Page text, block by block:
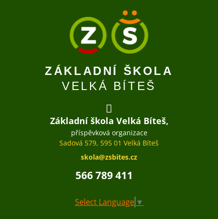
ZÁKLADNÍ ŠKOLA
VELKÁ BÍTEŠ
Základní škola Velká Bíteš,
příspěvková organizace
Sadová 579, 595 01 Velká Bíteš
skola@zsbites.cz
566 789 411
Select Language ▼